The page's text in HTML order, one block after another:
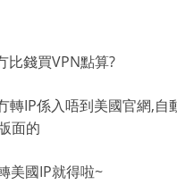
比錢買VPN點算?
轉IP係入唔到美國官網,自
面的
美國IP就得啦~